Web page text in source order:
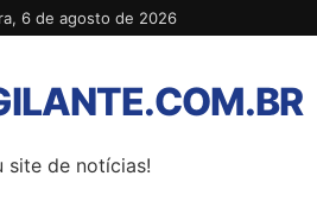
6 de agosto de 2026
site de notícias!